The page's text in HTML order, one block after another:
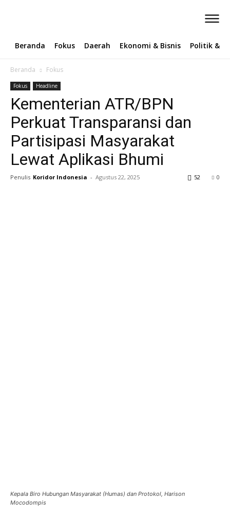
Beranda Fokus Daerah Ekonomi & Bisnis Politik &
Beranda Fokus
Fokus Headline
Kementerian ATR/BPN
Perkuat Transparansi dan
Partisipasi Masyarakat
Lewat Aplikasi Bhumi ‎
Penulis Koridor Indonesia - Agustus 22, 2025 0
52
Kepala Biro Hubungan Masyarakat (Humas) dan Protokol, Harison
Mocodompis